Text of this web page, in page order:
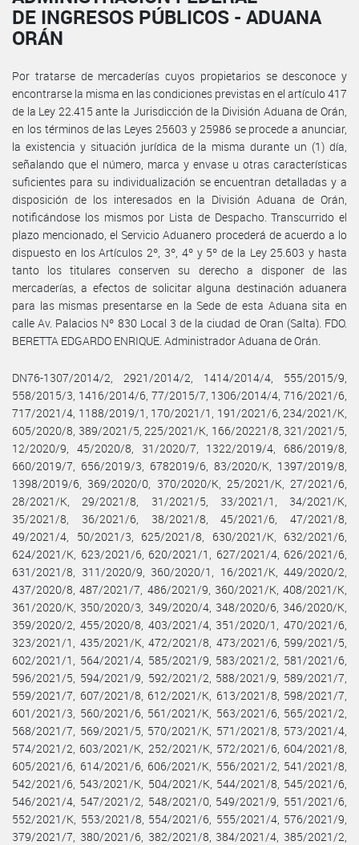
DE INGRESOS PÚBLICOS - ADUANA
ORÁN
Por tratarse de mercaderías cuyos propietarios se desconoce y
encontrarse la misma en las condiciones previstas en el artículo 417
de la Ley 22.415 ante la Jurisdicción de la División Aduana de Orán,
en los términos de las Leyes 25603 y 25986 se procede a anunciar,
la existencia y situación jurídica de la misma durante un (1) día,
señalando que el número, marca y envase u otras características
suficientes para su individualización se encuentran detalladas y a
disposición de los interesados en la División Aduana de Orán,
notificándose los mismos por Lista de Despacho. Transcurrido el
plazo mencionado, el Servicio Aduanero procederá de acuerdo a lo
dispuesto en los Artículos 2º, 3º, 4º y 5º de la Ley 25.603 y hasta
tanto los titulares conserven su derecho a disponer de las
mercaderías, a efectos de solicitar alguna destinación aduanera
para las mismas presentarse en la Sede de esta Aduana sita en
calle Av. Palacios Nº 830 Local 3 de la ciudad de Oran (Salta). FDO.
BERETTA EDGARDO ENRIQUE. Administrador Aduana de Orán.
DN76-1307/2014/2, 2921/2014/2, 1414/2014/4, 555/2015/9,
558/2015/3, 1416/2014/6, 77/2015/7, 1306/2014/4, 716/2021/6,
717/2021/4, 1188/2019/1, 170/2021/1, 191/2021/6, 234/2021/K,
605/2020/8, 389/2021/5, 225/2021/K, 166/20221/8, 321/2021/5,
12/2020/9, 45/2020/8, 31/2020/7, 1322/2019/4, 686/2019/8,
660/2019/7, 656/2019/3, 6782019/6, 83/2020/K, 1397/2019/8,
1398/2019/6, 369/2020/0, 370/2020/K, 25/2021/K, 27/2021/6,
28/2021/K, 29/2021/8, 31/2021/5, 33/2021/1, 34/2021/K,
35/2021/8, 36/2021/6, 38/2021/8, 45/2021/6, 47/2021/8,
49/2021/4, 50/2021/3, 625/2021/8, 630/2021/K, 632/2021/6,
624/2021/K, 623/2021/6, 620/2021/1, 627/2021/4, 626/2021/6,
631/2021/8, 311/2020/9, 360/2020/1, 16/2021/K, 449/2020/2,
437/2020/8, 487/2021/7, 486/2021/9, 360/2021/K, 408/2021/K,
361/2020/K, 350/2020/3, 349/2020/4, 348/2020/6, 346/2020/K,
359/2020/2, 455/2020/8, 403/2021/4, 351/2020/1, 470/2021/6,
323/2021/1, 435/2021/K, 472/2021/8, 473/2021/6, 599/2021/5,
602/2021/1, 564/2021/4, 585/2021/9, 583/2021/2, 581/2021/6,
596/2021/5, 594/2021/9, 592/2021/2, 588/2021/9, 589/2021/7,
559/2021/7, 607/2021/8, 612/2021/K, 613/2021/8, 598/2021/7,
601/2021/3, 560/2021/6, 561/2021/K, 563/2021/6, 565/2021/2,
568/2021/7, 569/2021/5, 570/2021/K, 571/2021/8, 573/2021/4,
574/2021/2, 603/2021/K, 252/2021/K, 572/2021/6, 604/2021/8,
605/2021/6, 614/2021/6, 606/2021/K, 556/2021/2, 541/2021/8,
542/2021/6, 543/2021/K, 504/2021/K, 544/2021/8, 545/2021/6,
546/2021/4, 547/2021/2, 548/2021/0, 549/2021/9, 551/2021/6,
552/2021/K, 553/2021/8, 554/2021/6, 555/2021/4, 576/2021/9,
379/2021/7, 380/2021/6, 382/2021/8, 384/2021/4, 385/2021/2,